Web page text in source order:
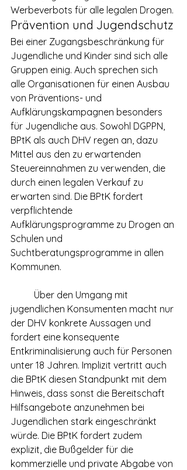
Werbeverbots für alle legalen Drogen.
Prävention und Jugendschutz
Bei einer Zugangsbeschränkung für
Jugendliche und Kinder sind sich alle
Gruppen einig. Auch sprechen sich
alle Organisationen für einen Ausbau
von Präventions- und
Aufklärungskampagnen besonders
für Jugendliche aus. Sowohl DGPPN,
BPtK als auch DHV regen an, dazu
Mittel aus den zu erwartenden
Steuereinnahmen zu verwenden, die
durch einen legalen Verkauf zu
erwarten sind. Die BPtK fordert
verpflichtende
Aufklärungsprogramme zu Drogen an
Schulen und
Suchtberatungsprogramme in allen
Kommunen.
jugendlichen Konsumenten macht nur
der DHV konkrete Aussagen und
fordert eine konsequente
Entkriminalisierung auch für Personen
unter 18 Jahren. Implizit vertritt auch
die BPtK diesen Standpunkt mit dem
Hinweis, dass sonst die Bereitschaft
Hilfsangebote anzunehmen bei
Jugendlichen stark eingeschränkt
würde. Die BPtK fordert zudem
explizit, die Bußgelder für die
kommerzielle und private Abgabe von